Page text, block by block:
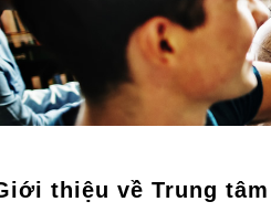
thiệu về Trung